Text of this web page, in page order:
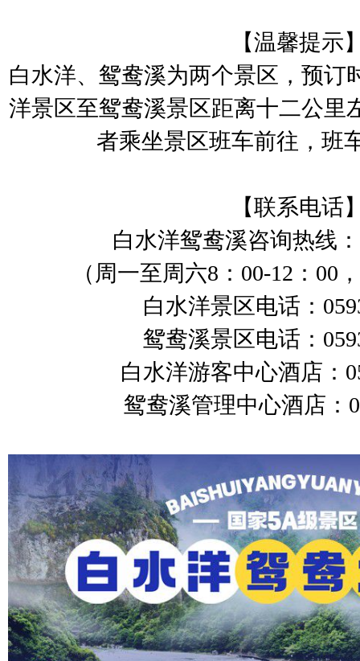
【温馨提示
白水洋、鸳鸯溪为两个景区，预订
洋景区至鸳鸯溪景区距离十二公里
者乘坐景区班车前往，班
【联系电话
白水洋鸳鸯溪咨询热线：
（周一至周六8：00-12：00
白水洋景区电话：
鸳鸯溪景区电话：
白水洋游客中心酒店：
鸳鸯溪管理中心酒店：